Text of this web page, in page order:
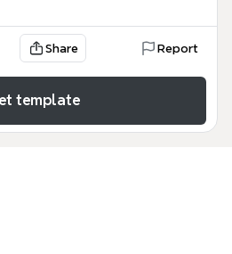
Share Report
template